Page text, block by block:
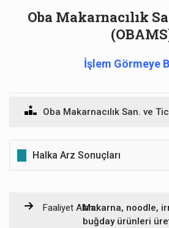
Oba Makarnacılık
İşlem Görmeye
Oba Makarnacılık San. ve
Halka Arz Sonuçları
Yatırımcı
Faaliyet Alanı:Makarna, noodle,
buğday ürünleri